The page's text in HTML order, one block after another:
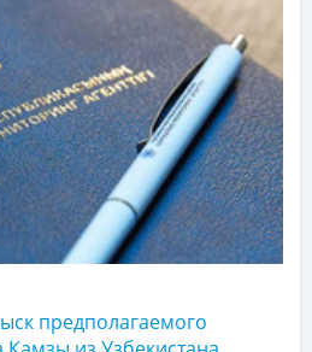
предполагаемого